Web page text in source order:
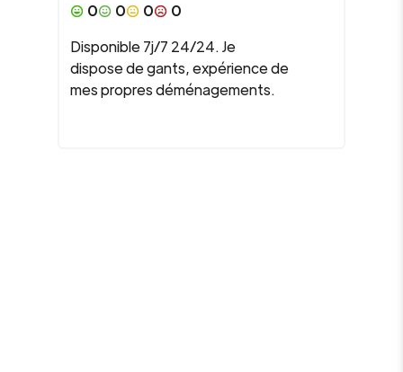
0
0 0
0
Disponible 7j/7 24/24. Je
dispose de gants, expérience de
mes propres déménagements.